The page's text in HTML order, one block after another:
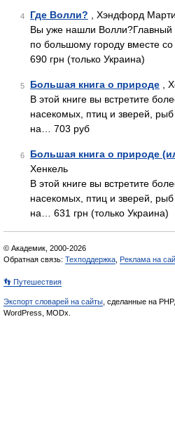
4 Где Волли? , Хэндфорд
Вы уже нашли Волли?Главный
по большому городу вместе
690 грн (только Украина)
5 Большая книга о природе ,
В этой книге вы встретите
насекомых, птиц и зверей,
на… 703 руб
6 Большая книга о природе
Хенкель
В этой книге вы встретите
насекомых, птиц и зверей,
на… 631 грн (только Украина)
© Академик, 2000-2026
Обратная связь: Техподдержка Реклама на
👣 Путешествия
Экспорт словарей на сайты , сделанные на PHP,
WordPress, MODx.